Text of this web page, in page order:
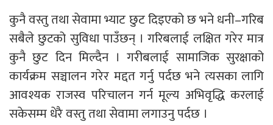
कुनै वस्तु तथा सेवामा भ्याट छुट दिइएको छ भने धनी–गरिब
सबैले छुटको सुविधा पाउँछन् । गरिबलाई लक्षित गरेर मात्र
कुनै छुट दिन मिल्दैन । गरीबलाई सामाजिक सुरक्षाको
कार्यक्रम सञ्चालन गरेर मद्दत गर्नु पर्दछ भने त्यसका लागि
आवश्यक राजस्व परिचालन गर्न मूल्य अभिवृद्धि करलाई
सकेसम्म धेरै वस्तु तथा सेवामा लगाउनु पर्दछ ।